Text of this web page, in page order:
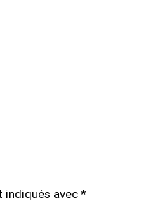
indiqués avec *